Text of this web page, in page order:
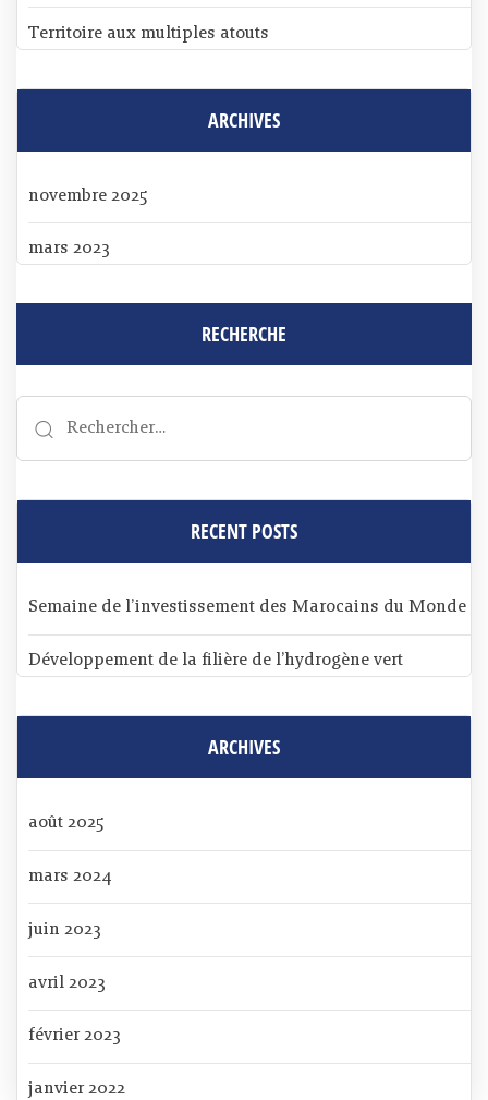
Territoire aux multiples atouts
ARCHIVES
novembre 2025
mars 2023
RECHERCHE
RECENT POSTS
Semaine de l’investissement des Marocains du Monde
Développement de la filière de l’hydrogène vert
ARCHIVES
août 2025
mars 2024
juin 2023
avril 2023
février 2023
janvier 2022